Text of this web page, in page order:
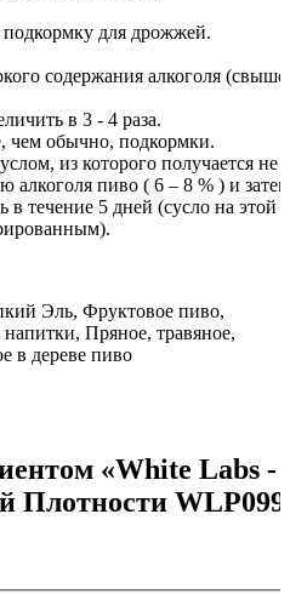
подкормку для дрожжей.
содержания алкоголя (свыше
в 3 - 4 раза.
чем обычно, подкормки.
из которого получается не
алкоголя пиво ( 6 – 8 % ) и затем
в течение 5 дней (сусло на этой
Эль, Фруктовое пиво,
Пряное, травяное,
в дереве пиво
«White Labs -
Плотности